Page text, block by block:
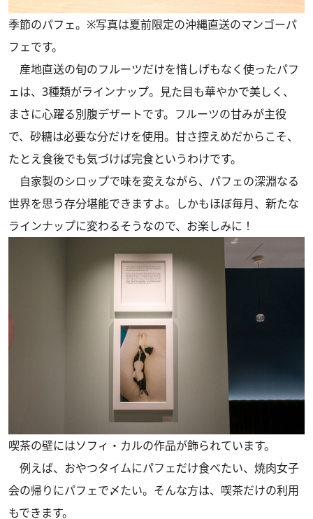
季節のパフェ。※写真は夏前限定の沖縄直送のマンゴーパ
フェです。
産地直送の旬のフルーツだけを惜しげもなく使ったパフ
ェは、3種類がラインナップ。見た目も華やかで美しく、
まさに心躍る別腹デザートです。フルーツの甘みが主役
で、砂糖は必要な分だけを使用。甘さ控えめだからこそ、
たとえ食後でも気づけば完食というわけです。
自家製のシロップで味を変えながら、パフェの深淵なる
世界を思う存分堪能できますよ。しかもほぼ毎月、新たな
ラインナップに変わるそうなので、お楽しみに！
喫茶の壁にはソフィ・カルの作品が飾られています。
例えば、おやつタイムにパフェだけ食べたい、焼肉女子
会の帰りにパフェで〆たい。そんな方は、喫茶だけの利用
もできます。